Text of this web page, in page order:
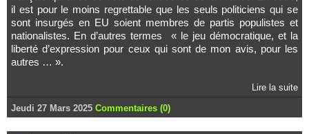
il est pour le moins regrettable que les seuls politiciens qui se
sont insurgés en EU soient membres de partis populistes et
nationalistes. En d’autres termes « le jeu démocratique, et la
liberté d’expression pour ceux qui sont de mon avis, pour les
autres … ».
Lire la suite
Jeudi 27 Mars 2025 Commentaires (0)